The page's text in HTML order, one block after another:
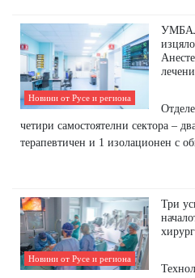
Новини от Русе и региона
четири самостоятелни сектора –
терапевтичен и 1 изолационен с
Новини от Русе и региона
Три